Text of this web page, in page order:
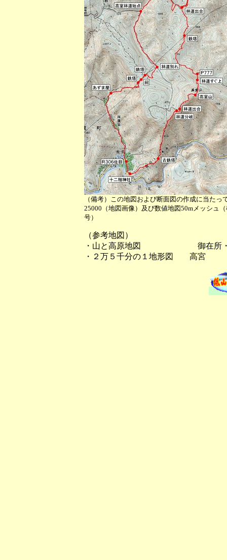
（備考）この地図および断面図の作成に当た
25000（地図画像）及び数値地図50mメッシュ
号）
（参考地図）
・山と高原地図 御在所・
・２万５千分の１地形図 高宮